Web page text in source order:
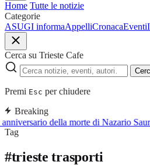
Home Tutte le notizie
Categorie
ASUGI informaAppelliCronacaEventi
Cerca su Trieste Cafe
Premi Esc per chiudere
Breaking
della morte di Nazario
Tag
#trieste trasporti